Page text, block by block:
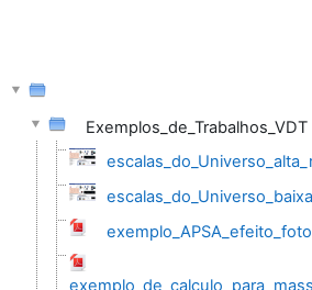
Exemplos_de_Trabalhos_VDT